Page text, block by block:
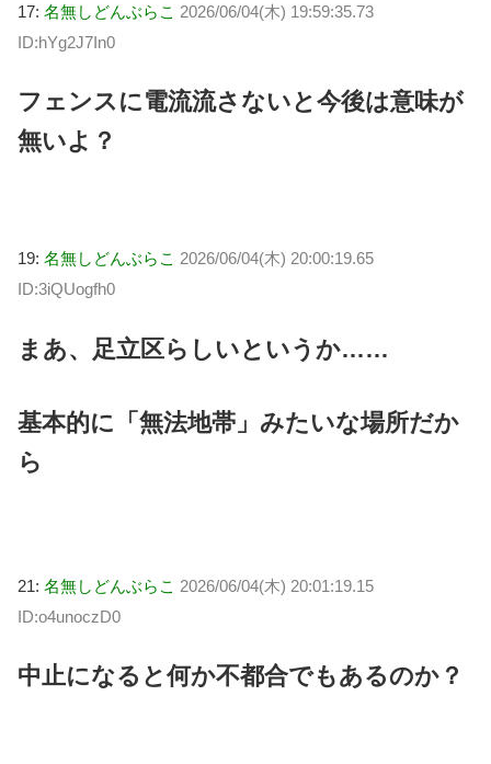
17: 名無しどんぶらこ 2026/06/04(木) 19:59:35.73
ID:hYg2J7In0
フェンスに電流流さないと今後は意味が
無いよ？
19: 名無しどんぶらこ 2026/06/04(木) 20:00:19.65
ID:3iQUogfh0
まあ、足立区らしいというか……
基本的に「無法地帯」みたいな場所だか
ら
21: 名無しどんぶらこ 2026/06/04(木) 20:01:19.15
ID:o4unoczD0
中止になると何か不都合でもあるのか？